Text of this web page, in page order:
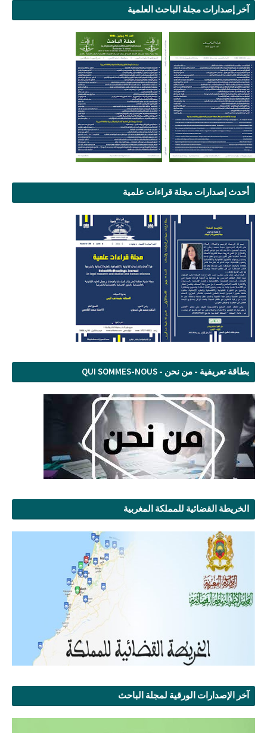
آخر إصدارات مجلة الباحث العلمية
أحدث إصدارات مجلة قراءات علمية
بطاقة تعريفية - من نحن - QUI SOMMES-NOUS
الخريطة القضائية للمملكة المغربية
آخر الإصدارات الورقية لمجلة الباحث